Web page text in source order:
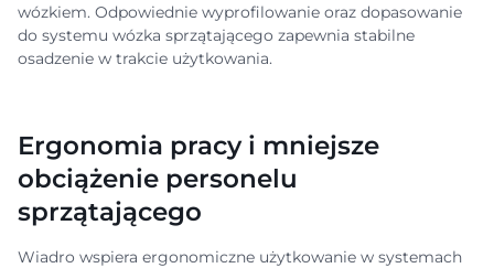
wózkiem. Odpowiednie wyprofilowanie oraz dopasowanie
do systemu wózka sprzątającego zapewnia stabilne
osadzenie w trakcie użytkowania.
Ergonomia pracy i mniejsze
obciążenie personelu
sprzątającego
Wiadro wspiera ergonomiczne użytkowanie w systemach